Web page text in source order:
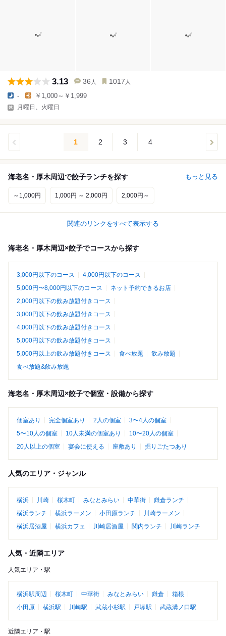
3.13 36 人 1017 人
- ￥1,000～￥1,999
月曜日、火曜日
1 2 3 4
海老名・厚木周辺で餃子ランチを探す もっと見る
～1,000円 1,000円 ～ 2,000円 2,000円～
関連のリンクをすべて表示する
海老名・厚木周辺×餃子でコースから探す
3,000円以下のコース
4,000円以下のコース
5,000円〜8,000円以下のコース
ネット予約できるお店
2,000円以下の飲み放題付きコース
3,000円以下の飲み放題付きコース
4,000円以下の飲み放題付きコース
5,000円以下の飲み放題付きコース
5,000円以上の飲み放題付きコース
食べ放題
飲み放題
食べ放題&飲み放題
海老名・厚木周辺×餃子で個室・設備から探す
個室あり 完全個室あり 2人の個室
3〜4人の個室
5〜10人の個室
10人未満の個室あり
10〜20人の個室
20人以上の個室
宴会に使える 座敷あり 掘りごたつあり
人気のエリア・ジャンル
横浜 川崎 桜木町 みなとみらい 中華街
鎌倉ランチ
横浜ランチ
横浜ラーメン 小田原ランチ
川崎ラーメン
横浜居酒屋
横浜カフェ 川崎居酒屋 関内ランチ 川崎ランチ
人気・近隣エリア
人気エリア・駅
横浜駅周辺 桜木町 中華街 みなとみらい 鎌倉
箱根
小田原
横浜駅 川崎駅 武蔵小杉駅 戸塚駅 武蔵溝ノ口駅
近隣エリア・駅